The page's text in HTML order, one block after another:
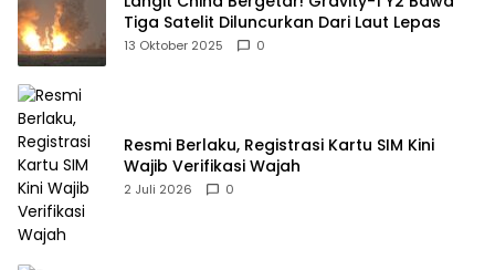
Tiga Satelit Diluncurkan Dari Laut Lepas
13 Oktober 2025 0
Resmi Berlaku, Registrasi Kartu SIM Kini
Wajib Verifikasi Wajah
2 Juli 2026 0